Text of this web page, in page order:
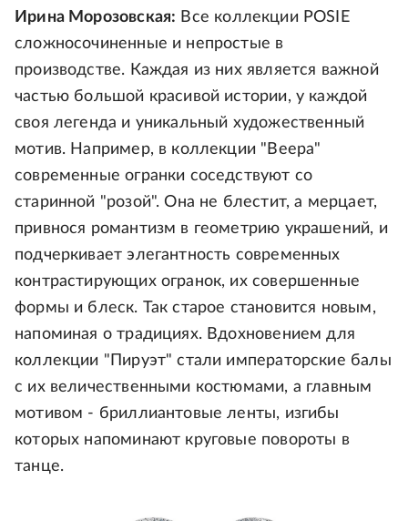
Ирина Морозовская: Все коллекции POSIE
сложносочиненные и непростые в
производстве. Каждая из них является важной
частью большой красивой истории, у каждой
своя легенда и уникальный художественный
мотив. Например, в коллекции "Веера"
современные огранки соседствуют со
старинной "розой". Она не блестит, а мерцает,
привнося романтизм в геометрию украшений, и
подчеркивает элегантность современных
контрастирующих огранок, их совершенные
формы и блеск. Так старое становится новым,
напоминая о традициях. Вдохновением для
коллекции "Пируэт" стали императорские балы
с их величественными костюмами, а главным
мотивом - бриллиантовые ленты, изгибы
которых напоминают круговые повороты в
танце.